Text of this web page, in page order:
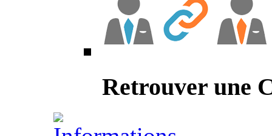
Retrouver une